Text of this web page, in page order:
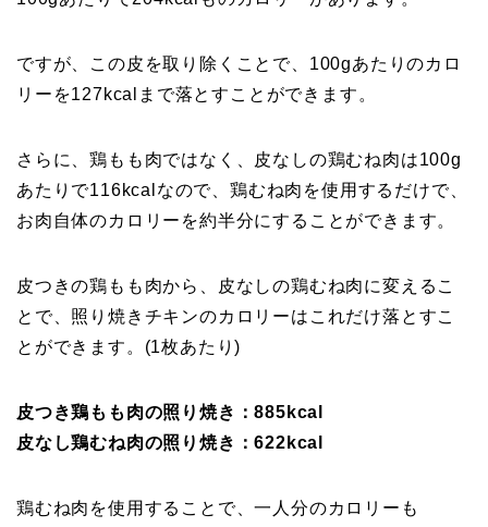
ですが、この皮を取り除くことで、100gあたりのカロ
リーを127kcalまで落とすことができます。
さらに、鶏もも肉ではなく、皮なしの鶏むね肉は100g
あたりで116kcalなので、鶏むね肉を使用するだけで、
お肉自体のカロリーを約半分にすることができます。
皮つきの鶏もも肉から、皮なしの鶏むね肉に変えるこ
とで、照り焼きチキンのカロリーはこれだけ落とすこ
とができます。(1枚あたり)
皮つき鶏もも肉の照り焼き：885kcal
皮なし鶏むね肉の照り焼き：622kcal
鶏むね肉を使用することで、一人分のカロリーも